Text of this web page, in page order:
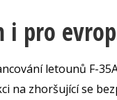
i pro
letounů F-
na zhoršující se